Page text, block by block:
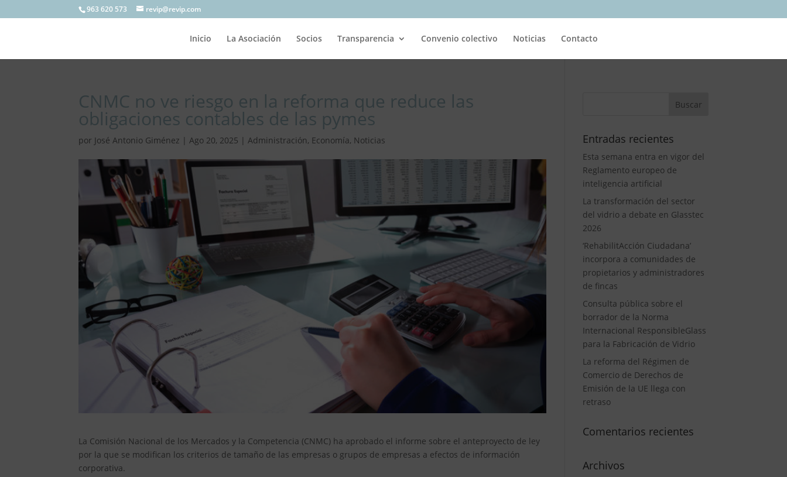
963 620 573 revip@revip.com
Inicio La Asociación Socios Transparencia Convenio colectivo Noticias Contacto
CNMC no ve riesgo en la reforma que reduce las
obligaciones contables de las pymes
por José Antonio Giménez |Ago 20, 2025 |Administración, Economía, Noticias
La Comisión Nacional de los Mercados y la Competencia (CNMC) ha aprobado el informe sobre el anteproyecto de ley
por la que se modifican los criterios de tamaño de las empresas o grupos de empresas a efectos de información
corporativa.
Entradas recientes
Esta semana entra en vigor del
Reglamento europeo de
inteligencia artificial
La transformación del sector
del vidrio a debate en Glasstec
2026
‘RehabilitAcción Ciudadana’
incorpora a comunidades de
propietarios y administradores
de fincas
Consulta pública sobre el
borrador de la Norma
Internacional ResponsibleGlass
para la Fabricación de Vidrio
La reforma del Régimen de
Comercio de Derechos de
Emisión de la UE llega con
retraso
Comentarios recientes
Archivos